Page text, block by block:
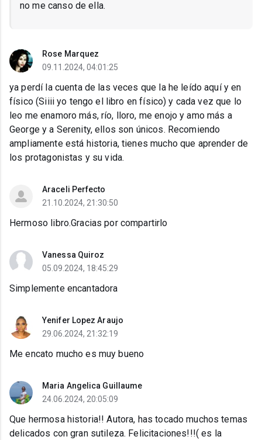
no me canso de ella.
Rose Marquez
09.11.2024, 04:01:25
ya perdí la cuenta de las veces que la he leído aquí y en
físico (Siiii yo tengo el libro en físico) y cada vez que lo
leo me enamoro más, río, lloro, me enojo y amo más a
George y a Serenity, ellos son únicos. Recomiendo
ampliamente está historia, tienes mucho que aprender de
los protagonistas y su vida.
Araceli Perfecto
21.10.2024, 21:30:50
Hermoso libro.Gracias por compartirlo
Vanessa Quiroz
05.09.2024, 18:45:29
Simplemente encantadora
Yenifer Lopez Araujo
29.06.2024, 21:32:19
Me encato mucho es muy bueno
Maria Angelica Guillaume
24.06.2024, 20:05:09
Que hermosa historia!! Autora, has tocado muchos temas
delicados con gran sutileza. Felicitaciones!!!( es la